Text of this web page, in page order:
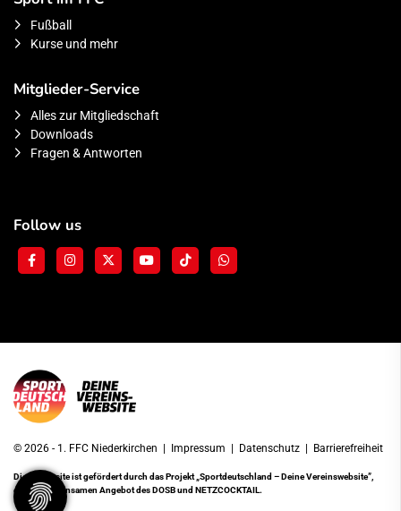
Fußball
Kurse und mehr
Mitglieder-Service
Alles zur Mitgliedschaft
Downloads
Fragen & Antworten
Follow us
© 2026 - 1. FFC Niederkirchen | Impressum | Datenschutz | Barrierefreiheit
Diese Website ist gefördert durch das Projekt„Sportdeutschland – Deine Vereinswebsite”,
einem gemeinsamen Angebot des DOSB und NETZCOCKTAIL.